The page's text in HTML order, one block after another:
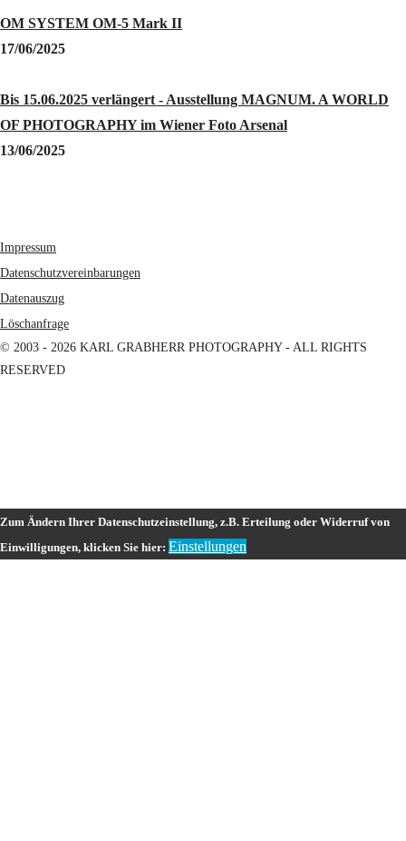
OM SYSTEM OM-5 Mark II
17/06/2025
Bis 15.06.2025 verlängert - Ausstellung MAGNUM. A WORLD
OF PHOTOGRAPHY im Wiener Foto Arsenal
13/06/2025
Impressum
Datenschutzvereinbarungen
Datenauszug
Löschanfrage
© 2003 - 2026 KARL GRABHERR PHOTOGRAPHY - ALL RIGHTS
RESERVED
Zum Ändern Ihrer Datenschutzeinstellung, z.B. Erteilung oder Widerruf von
Einwilligungen, klicken Sie hier: Einstellungen